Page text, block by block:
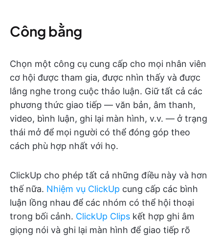
Công bằng
Chọn một công cụ cung cấp cho mọi nhân viên
cơ hội được tham gia, được nhìn thấy và được
lắng nghe trong cuộc thảo luận. Giữ tất cả các
phương thức giao tiếp — văn bản, âm thanh,
video, bình luận, ghi lại màn hình, v.v. — ở trạng
thái mở để mọi người có thể đóng góp theo
cách phù hợp nhất với họ.
ClickUp cho phép tất cả những điều này và hơn
thế nữa. Nhiệm vụ ClickUp cung cấp các bình
luận lồng nhau để các nhóm có thể hội thoại
trong bối cảnh. ClickUp Clips kết hợp ghi âm
giọng nói và ghi lại màn hình để giao tiếp rõ